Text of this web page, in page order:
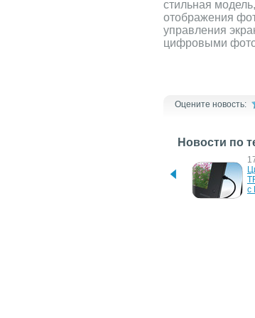
стильная
отображения
управления
цифровыми
Оцените новость:
Новости по
цифровую фоторамку S-
с